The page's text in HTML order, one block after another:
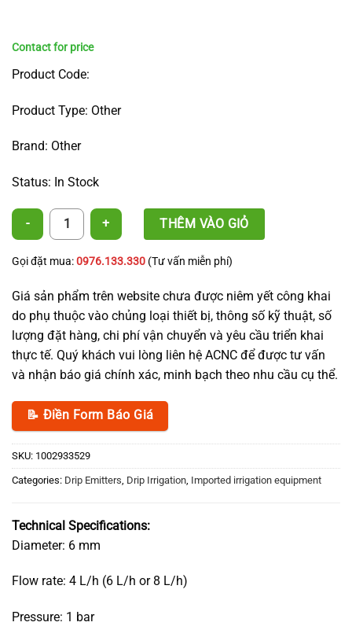
Product Code:
Product Type: Other
Brand: Other
Status: In Stock
Take Apart Dripper 4L/8L/16L quantityTHÊM VÀO GIỎ
Gọi đặt mua:0976.133.330 (Tư vấn miễn phí)
Giá sản phẩm trên website chưa được niêm yết công khai
do phụ thuộc vào chủng loại thiết bị, thông số kỹ thuật, số
lượng đặt hàng, chi phí vận chuyển và yêu cầu triển khai
thực tế. Quý khách vui lòng liên hệ ACNC để được tư vấn
và nhận báo giá chính xác, minh bạch theo nhu cầu cụ thể.
📝 Điền Form Báo Giá
SKU: 1002933529
Categories: Drip Emitters Drip Irrigation Imported irrigation equipment
Technical Specifications:
Diameter: 6 mm
Flow rate: 4 L/h (6 L/h or 8 L/h)
Pressure: 1 bar